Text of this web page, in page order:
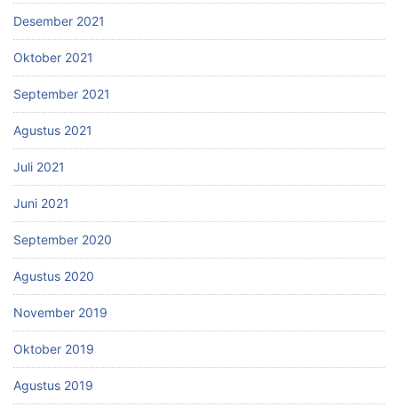
Desember 2021
Oktober 2021
September 2021
Agustus 2021
Juli 2021
Juni 2021
September 2020
Agustus 2020
November 2019
Oktober 2019
Agustus 2019